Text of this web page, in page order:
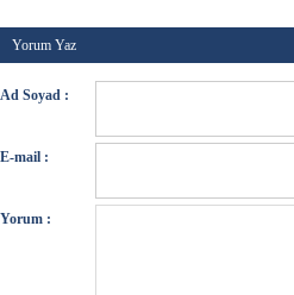
Yorum Yaz
Ad Soyad :
E-mail :
Yorum :